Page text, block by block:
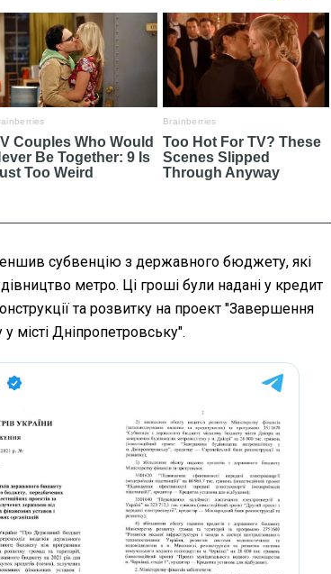
субвенцію з державного бюджету, які
метро. Ці гроші були надані у кредит
та розвитку на проект "Завершення
місті Дніпропетровську".